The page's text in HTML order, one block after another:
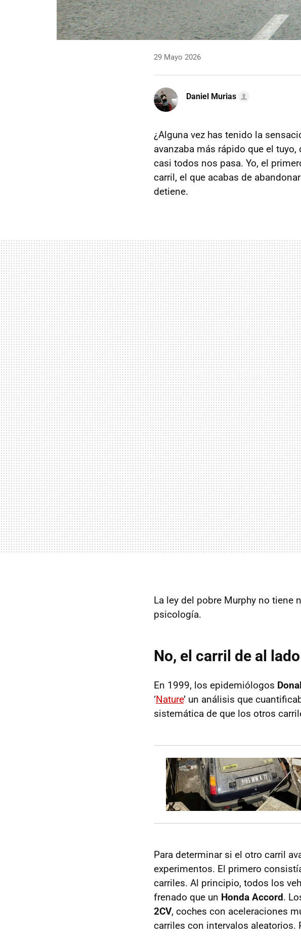
29 Mayo 2026
Daniel Murias
¿Alguna vez has tenido la
avanzaba más rápido que el
casi todos nos pasa. Yo, el
carril, el que acabas de
detiene.
La ley del pobre Murphy no tiene
psicología.
No, el carril de al
En 1999, los epidemiólogos
‘Nature’ un análisis que
sistemática de que los otros
Para determinar si el otro carril
experimentos. El primero
carriles. Al principio, todos los
frenado que un Honda Accord.
2CV, coches con aceleraciones
carriles con intervalos aleatorios.